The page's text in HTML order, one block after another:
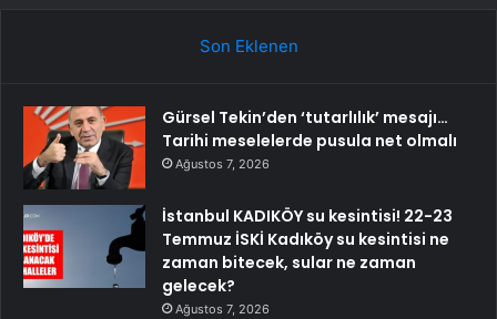
Son Eklenen
Gürsel Tekin’den ‘tutarlılık’ mesajı…
Tarihi meselelerde pusula net olmalı
Ağustos 7, 2026
İstanbul KADIKÖY su kesintisi! 22-23
Temmuz İSKİ Kadıköy su kesintisi ne
zaman bitecek, sular ne zaman
gelecek?
Ağustos 7, 2026